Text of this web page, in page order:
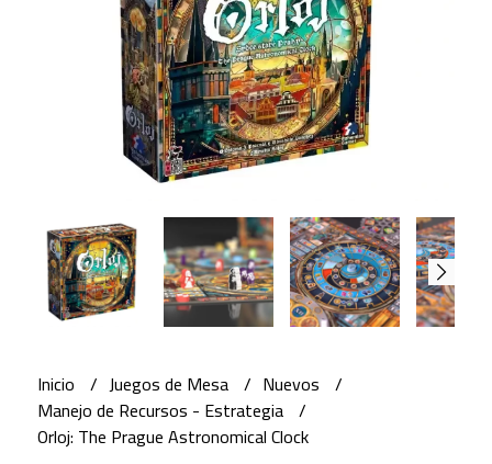
Inicio Juegos de Mesa
Nuevos
Manejo de Recursos - Estrategia
Orloj: The Prague Astronomical Clock